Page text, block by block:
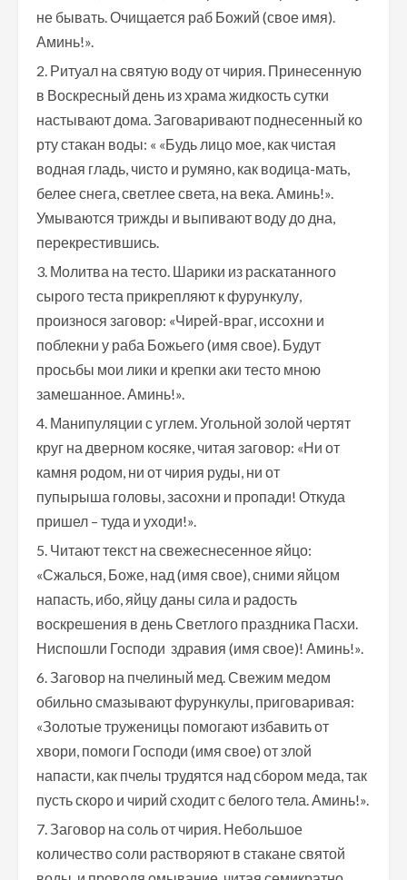
не бывать. Очищается раб Божий (свое имя).
Аминь!».
Ритуал на святую воду от чирия. Принесенную
в Воскресный день из храма жидкость сутки
настывают дома. Заговаривают поднесенный ко
рту стакан воды: « «Будь лицо мое, как чистая
водная гладь, чисто и румяно, как водица-мать,
белее снега, светлее света, на века. Аминь!».
Умываются трижды и выпивают воду до дна,
перекрестившись.
Молитва на тесто. Шарики из раскатанного
сырого теста прикрепляют к фурункулу,
произнося заговор: «Чирей-враг, иссохни и
поблекни у раба Божьего (имя свое). Будут
просьбы мои лики и крепки аки тесто мною
замешанное. Аминь!».
Манипуляции с углем. Угольной золой чертят
круг на дверном косяке, читая заговор: «Ни от
камня родом, ни от чирия руды, ни от
пупырыша головы, засохни и пропади! Откуда
пришел – туда и уходи!».
Читают текст на свежеснесенное яйцо:
«Сжалься, Боже, над (имя свое), сними яйцом
напасть, ибо, яйцу даны сила и радость
воскрешения в день Светлого праздника Пасхи.
Ниспошли Господи здравия (имя свое)! Аминь!».
Заговор на пчелиный мед. Свежим медом
обильно смазывают фурункулы, приговаривая:
«Золотые труженицы помогают избавить от
хвори, помоги Господи (имя свое) от злой
напасти, как пчелы трудятся над сбором меда, так
пусть скоро и чирий сходит с белого тела. Аминь!».
Заговор на соль от чирия. Небольшое
количество соли растворяют в стакане святой